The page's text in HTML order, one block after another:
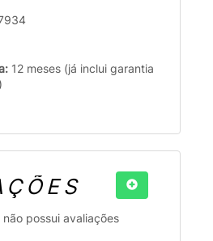
12 meses (já inclui garantia
possui avaliações